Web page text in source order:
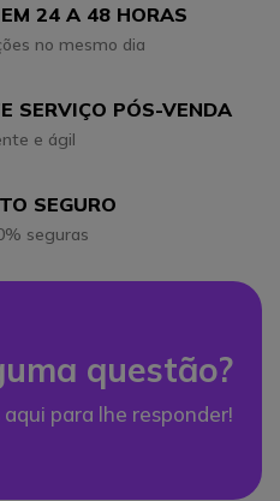
24 A 48 HORAS
no mesmo dia
SERVIÇO PÓS-VENDA
e ágil
SEGURO
seguras
questão?
para lhe responder!